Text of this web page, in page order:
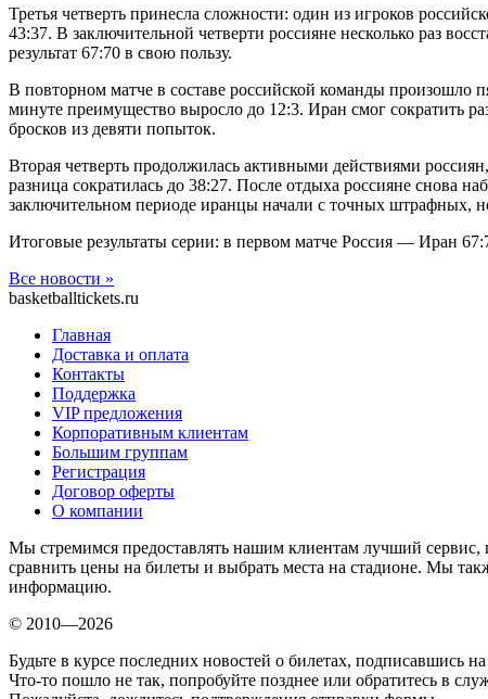
Третья четверть принесла сложности: один из игроков
43:37. В заключительной четверти россияне несколько раз
результат 67:70 в свою пользу.
В повторном матче в составе российской команды произошло
минуте преимущество выросло до 12:3. Иран смог сократить
бросков из девяти попыток.
Вторая четверть продолжилась активными действиями
разница сократилась до 38:27. После отдыха россияне снова
заключительном периоде иранцы начали с точных штрафных,
Итоговые результаты серии: в первом матче Россия — Иран
Все новости »
basketballtickets.ru
Главная
Доставка и оплата
Контакты
Поддержка
VIP предложения
Корпоративным клиентам
Большим группам
Регистрация
Договор оферты
О компании
Мы стремимся предоставлять нашим клиентам лучший
сравнить цены на билеты и выбрать места на стадионе. Мы
информацию.
© 2010—2026
Будьте в курсе последних новостей о билетах, подписавшись
Что-то пошло не так, попробуйте позднее или обратитесь в